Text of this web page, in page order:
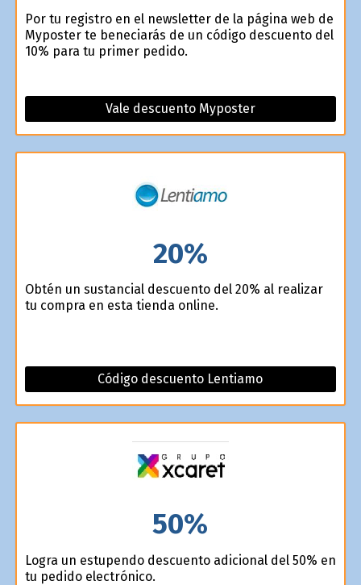
Por tu registro en el newsletter de la página web de
Myposter te beneficiarás de un código descuento del
10% para tu primer pedido.
Vale descuento Myposter
20%
Obtén un sustancial descuento del 20% al realizar
tu compra en esta tienda online.
Código descuento Lentiamo
50%
Logra un estupendo descuento adicional del 50% en
tu pedido electrónico.